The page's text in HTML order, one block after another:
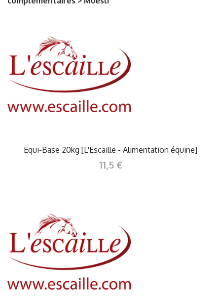
Equi-Base 20kg [L'Escaille - Alimentation équine]
11,5 €